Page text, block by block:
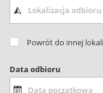
Powrót do innej
Data odbioru